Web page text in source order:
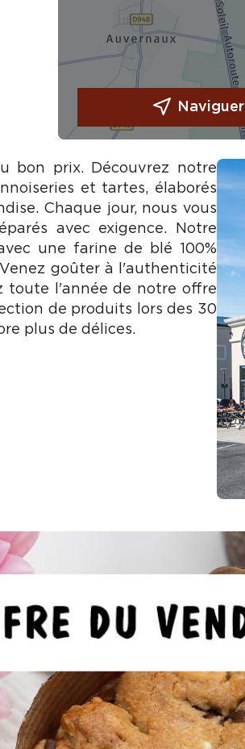
Naviguer
bon prix. Découvrez notre
et tartes, élaborés
Chaque jour, nous vous
avec exigence. Notre
une farine de blé 100%
goûter à l'authenticité
toute l'année de notre offre
de produits lors des 30
plus de délices.